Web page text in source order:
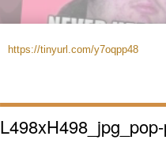
https://tinyurl.com/y7oqpp48